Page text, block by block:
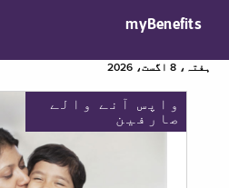
myBenefits
ہفتہ، 8 اگست، 2026
واپس آنے والے
صارفین